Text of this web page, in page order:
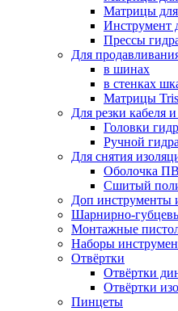
Матрицы
Инструмент
Прессы
Для
в шинах
в стенках
Матрицы
Для резки кабеля
Головки
Ручной
Для снятия
Оболочка
Сшитый
Доп инструменты
Шарнирно-
Монтажные
Наборы
Отвёртки
Отвёртки
Отвёртки
Пинцеты